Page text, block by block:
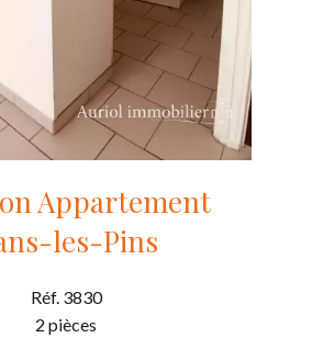
Appartement
les-Pins
Réf. 3830
2 pièces